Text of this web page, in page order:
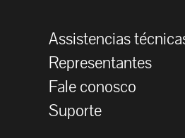
Assistencias
Representantes
Fale conosco
Suporte